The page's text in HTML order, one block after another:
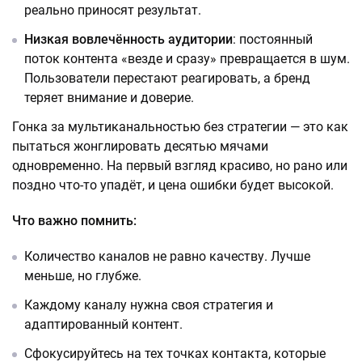
реально приносят результат.
Низкая вовлечённость аудитории: постоянный
поток контента «везде и сразу» превращается в шум.
Пользователи перестают реагировать, а бренд
теряет внимание и доверие.
Гонка за мультиканальностью без стратегии — это как
пытаться жонглировать десятью мячами
одновременно. На первый взгляд красиво, но рано или
поздно что-то упадёт, и цена ошибки будет высокой.
Что важно помнить:
Количество каналов не равно качеству. Лучше
меньше, но глубже.
Каждому каналу нужна своя стратегия и
адаптированный контент.
Сфокусируйтесь на тех точках контакта, которые